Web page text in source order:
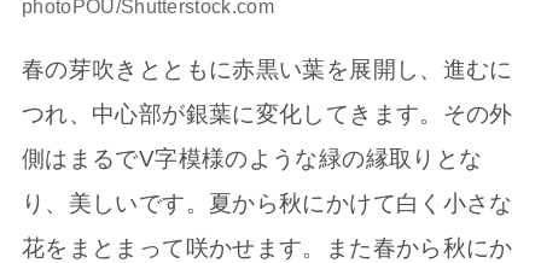
photoPOU/Shutterstock.com
春の芽吹きとともに赤黒い葉を展開し、進むに
つれ、中心部が銀葉に変化してきます。その外
側はまるでV字模様のような緑の縁取りとな
り、美しいです。夏から秋にかけて白く小さな
花をまとまって咲かせます。また春から秋にか